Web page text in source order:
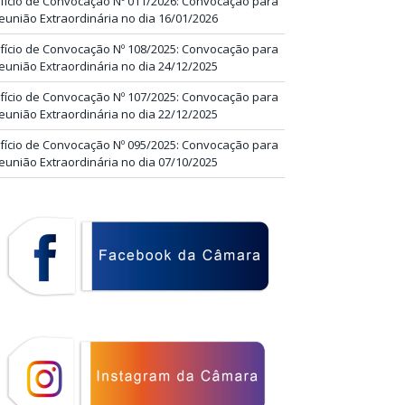
Extraordinária no dia 16/01/2026
de Convocação Nº 108/2025: Convocação para
Extraordinária no dia 24/12/2025
de Convocação Nº 107/2025: Convocação para
Extraordinária no dia 22/12/2025
de Convocação Nº 095/2025: Convocação para
Extraordinária no dia 07/10/2025